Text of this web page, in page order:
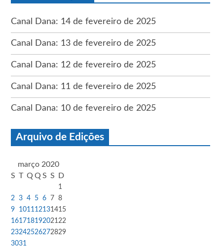
Canal Dana: 14 de fevereiro de 2025
Canal Dana: 13 de fevereiro de 2025
Canal Dana: 12 de fevereiro de 2025
Canal Dana: 11 de fevereiro de 2025
Canal Dana: 10 de fevereiro de 2025
Arquivo de Edições
março 2020
S T Q Q S S D
1
2
3 4 5 6 7 8
9
1011 12131415
161718192021 22
23242526272829
3031